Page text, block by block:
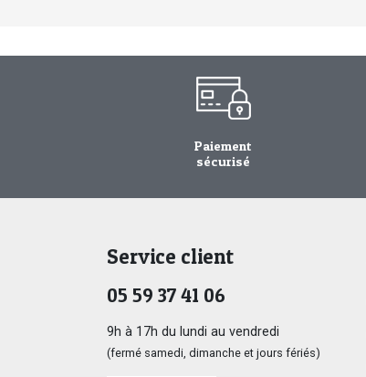
Paiement
sécurisé
Service client
05 59 37 41 06
9h à 17h du lundi au vendredi
(fermé samedi, dimanche et jours fériés)